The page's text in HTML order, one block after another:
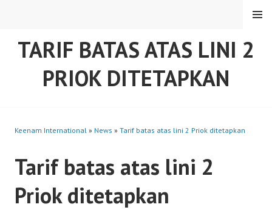
TARIF BATAS ATAS LINI 2
PRIOK DITETAPKAN
MENU
Keenam International » News » Tarif batas atas lini 2 Priok ditetapkan
Tarif batas atas lini 2
Priok ditetapkan